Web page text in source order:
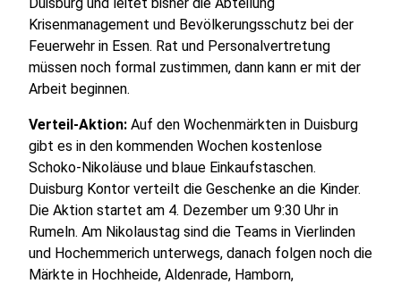
Krisenmanagement und Bevölkerungsschutz bei der
Feuerwehr in Essen. Rat und Personalvertretung
müssen noch formal zustimmen, dann kann er mit der
Arbeit beginnen.
Verteil-Aktion: Auf den Wochenmärkten in Duisburg
gibt es in den kommenden Wochen kostenlose
Schoko-Nikoläuse und blaue Einkaufstaschen.
Duisburg Kontor verteilt die Geschenke an die Kinder.
Die Aktion startet am 4. Dezember um 9:30 Uhr in
Rumeln. Am Nikolaustag sind die Teams in Vierlinden
und Hochemmerich unterwegs, danach folgen noch die
Märkte in Hochheide, Aldenrade, Hamborn,